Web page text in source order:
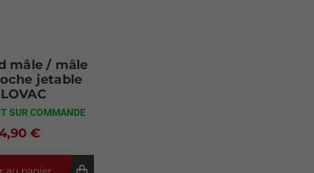
mâle / mâle
jetable
SUR COMMANDE
€